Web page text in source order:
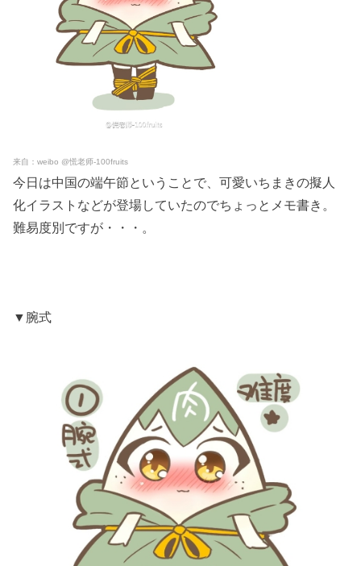
来自：weibo @慌老师-100fruits
今日は中国の端午節ということで、可愛いちまきの擬人
化イラストなどが登場していたのでちょっとメモ書き。
難易度別ですが・・・。
▼腕式